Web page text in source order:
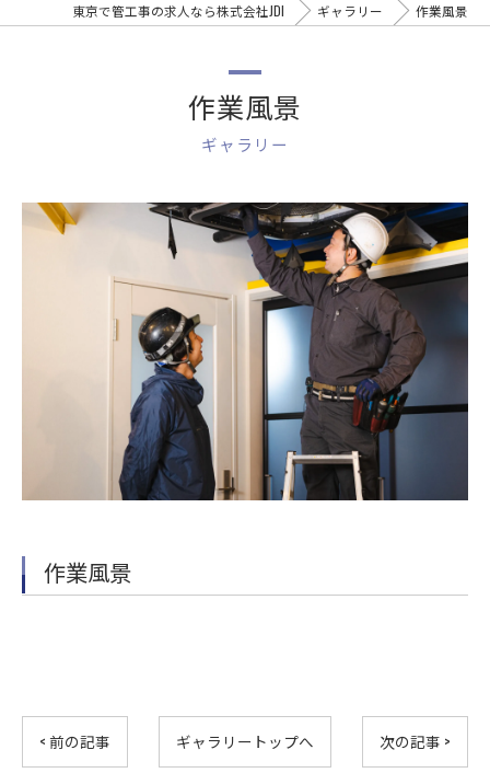
東京で管工事の求人なら株式会社JDI ギャラリー 作業風景
ギャラリー
作業風景
作業風景
< 前の記事 ギャラリートップへ 次の記事 >